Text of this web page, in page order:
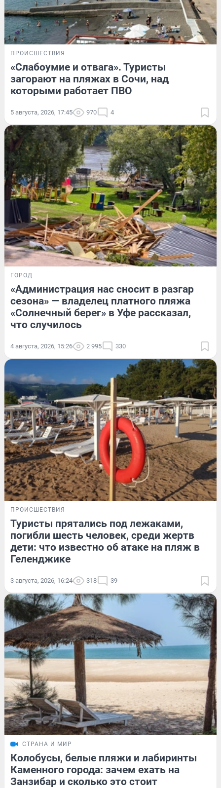
ПРОИСШЕСТВИЯ
«Слабоумие и отвага». Туристы
загорают на пляжах в Сочи, над
которыми работает ПВО
5 августа, 2026, 17:45 970 4
ГОРОД
«Администрация нас сносит в разгар
сезона» — владелец платного пляжа
«Солнечный берег» в Уфе рассказал,
что случилось
4 августа, 2026, 15:26 2 995 330
ПРОИСШЕСТВИЯ
Туристы прятались под лежаками,
погибли шесть человек, среди жертв
дети: что известно об атаке на пляж в
Геленджике
3 августа, 2026, 16:24 318 39
СТРАНА И МИР
Колобусы, белые пляжи и лабиринты
Каменного города: зачем ехать на
Занзибар и сколько это стоит